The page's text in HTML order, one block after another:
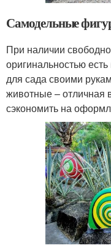
Самодельные
При наличии
оригинальностью
для сада своими
животные – отличная
сэкономить на